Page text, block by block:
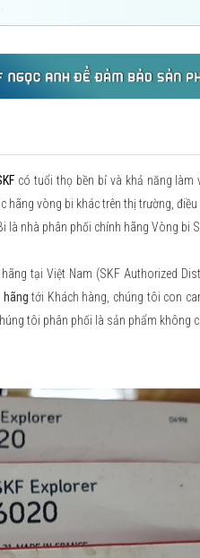
có tuổi thọ bền bỉ và khả năng làm
vòng bi khác trên thị trường,
nhà phân phối chính hãng Vòng bi
tại Việt Nam (SKF Authorized
hãng tới Khách hàng, chúng tôi con
tôi phân phối là sản phẩm không